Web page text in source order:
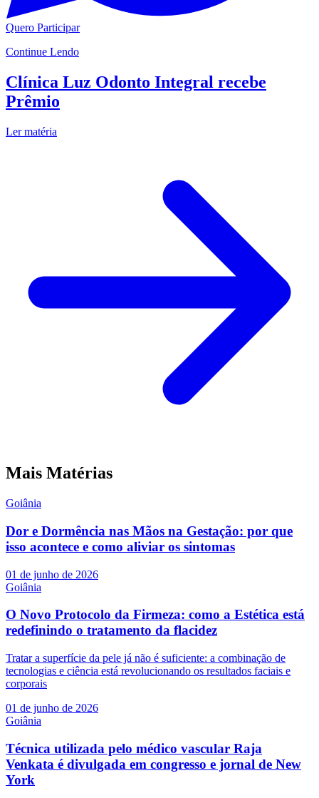
Quero Participar
Continue Lendo
Clínica Luz Odonto Integral recebe
Prêmio
Ler matéria
Mais Matérias
Goiânia
Dor e Dormência nas Mãos na Gestação: por que
isso acontece e como aliviar os sintomas
01 de junho de 2026
Goiânia
O Novo Protocolo da Firmeza: como a Estética está
redefinindo o tratamento da flacidez
Tratar a superfície da pele já não é suficiente: a combinação de
tecnologias e ciência está revolucionando os resultados faciais e
corporais
01 de junho de 2026
Goiânia
Técnica utilizada pelo médico vascular Raja
Venkata é divulgada em congresso e jornal de New
York